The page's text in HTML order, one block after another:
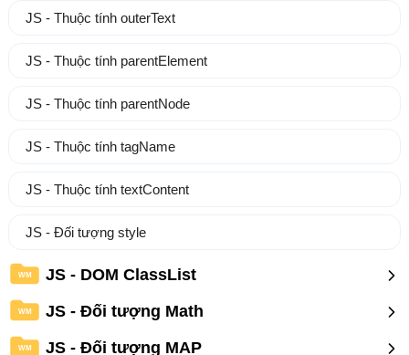
JS - Thuộc tính outerText
JS - Thuộc tính parentElement
JS - Thuộc tính parentNode
JS - Thuộc tính tagName
JS - Thuộc tính textContent
JS - Đối tượng style
WM JS - DOM ClassList
WM JS - Đối tượng Math
WM JS - Đối tượng MAP